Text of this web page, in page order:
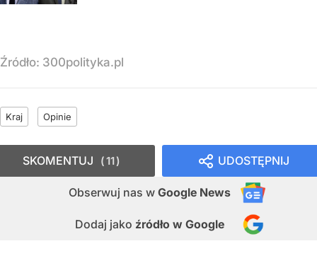
Źródło: 300polityka.pl
Kraj Opinie
UDOSTĘPNIJ
Obserwuj nas w Google News
Dodaj jako źródło w Google
SKOMENTUJ 11